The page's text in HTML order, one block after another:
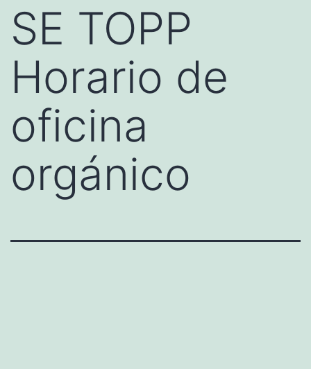
SE TOPP
Horario de
oficina
orgánico